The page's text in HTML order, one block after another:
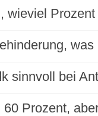
wieviel
sinnvoll bei
Prozent,